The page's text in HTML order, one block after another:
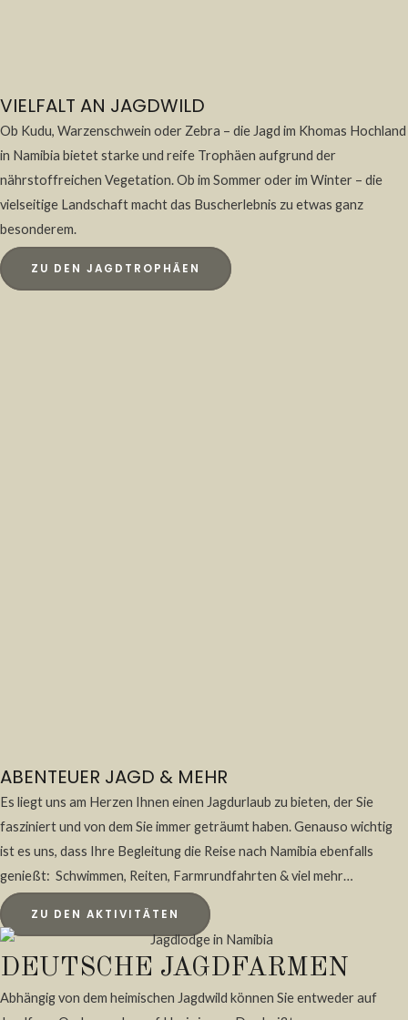
VIELFALT AN JAGDWILD
Ob Kudu, Warzenschwein oder Zebra – die Jagd im Khomas Hochland
in Namibia bietet starke und reife Trophäen aufgrund der
nährstoffreichen Vegetation. Ob im Sommer oder im Winter – die
vielseitige Landschaft macht das Buscherlebnis zu etwas ganz
besonderem.
ZU DEN JAGDTROPHÄEN
ABENTEUER JAGD & MEHR
Es liegt uns am Herzen Ihnen einen Jagdurlaub zu bieten, der Sie
fasziniert und von dem Sie immer geträumt haben. Genauso wichtig
ist es uns, dass Ihre Begleitung die Reise nach Namibia ebenfalls
genießt: Schwimmen, Reiten, Farmrundfahrten & viel mehr…
ZU DEN AKTIVITÄTEN
DEUTSCHE JAGDFARMEN
Abhängig von dem heimischen Jagdwild können Sie entweder auf